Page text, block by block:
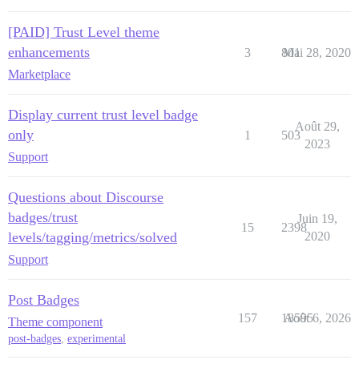
[PAID] Trust Level theme
enhancements
Marketplace
3 801
Mai 28, 2020
Display current trust level badge
only
Support
1 503
Août 29,
2023
Questions about Discourse
badges/trust
levels/tagging/metrics/solved
Support
15 2398
Juin 19,
2020
Post Badges
Theme component
post-badges, experimental
157 18595
Août 6, 2026